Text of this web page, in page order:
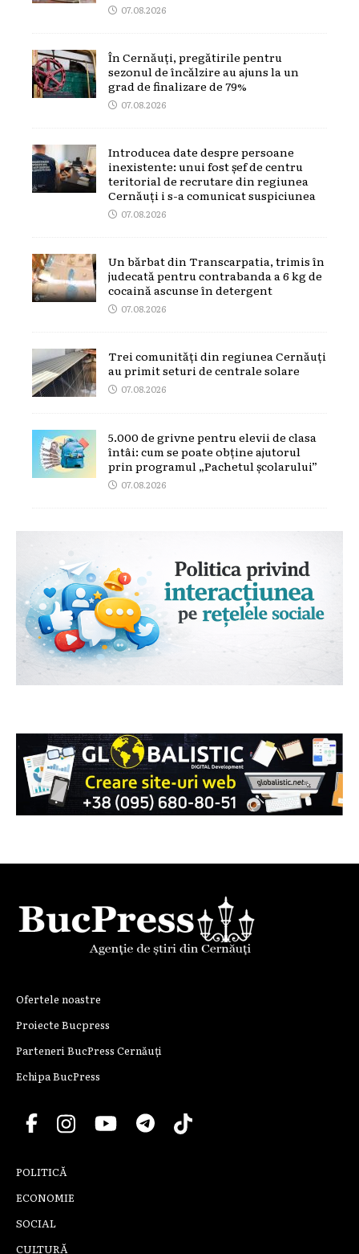
07.08.2026
În Cernăuți, pregătirile pentru
sezonul de încălzire au ajuns la un
grad de finalizare de 79%
07.08.2026
Introducea date despre persoane
inexistente: unui fost șef de centru
teritorial de recrutare din regiunea
Cernăuți i s-a comunicat suspiciunea
07.08.2026
Un bărbat din Transcarpatia, trimis în
judecată pentru contrabanda a 6 kg de
cocaină ascunse în detergent
07.08.2026
Trei comunități din regiunea Cernăuți
au primit seturi de centrale solare
07.08.2026
5.000 de grivne pentru elevii de clasa
întâi: cum se poate obține ajutorul
prin programul „Pachetul școlarului”
07.08.2026
Ofertele noastre
Proiecte Bucpress
Parteneri BucPress Cernăuți
Echipa BucPress
POLITICĂ
ECONOMIE
SOCIAL
CULTURĂ